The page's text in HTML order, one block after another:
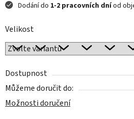
Dodání do 1-2 pracovních dníod
Velikost
Dostupnost
Můžeme doručit do:
Možnosti doručení